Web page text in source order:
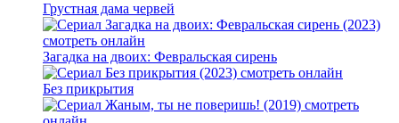
Грустная дама червей
Загадка на двоих: Февральская сирень
Без прикрытия